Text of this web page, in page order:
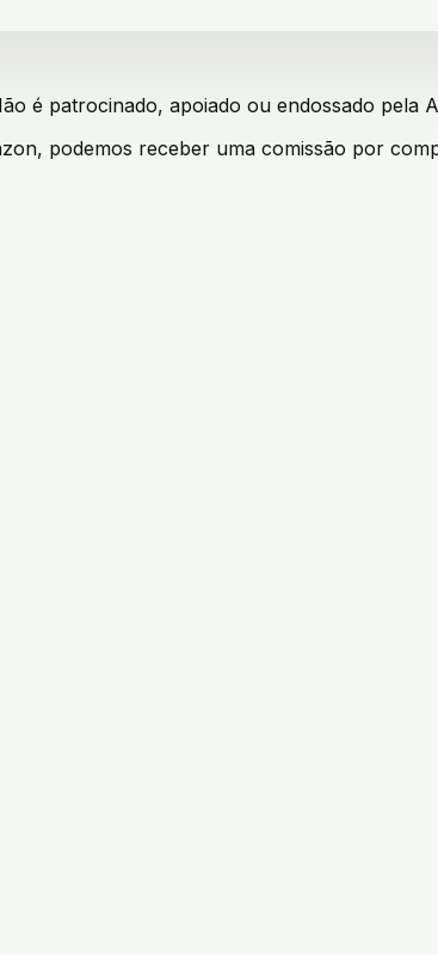
é patrocinado, apoiado ou endossado pela
podemos receber uma comissão por